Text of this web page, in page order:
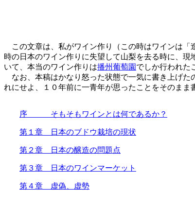
この文章は、私がワイン作り（この時はワインは「
時の日本のワイン作りに失望して山梨を去る時に、
いて、本当のワイン作りは播州葡萄園 でしか行われた
なお、本稿はかなり怒った状態で一気に書き上げた
れにせよ、１０年前に一青年が思ったことをそのまま
序 そもそもワインとは何であるか？
第１章 日本のブドウ栽培の現状
第２章 日本の醸造の問題点
第３章 日本のワインマーケット
第４章 虚偽、虚勢